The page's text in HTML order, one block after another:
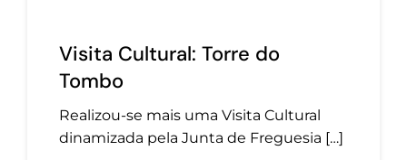
Visita Cultural: Torre do
Tombo
Realizou-se mais uma Visita Cultural
dinamizada pela Junta de Freguesia […]